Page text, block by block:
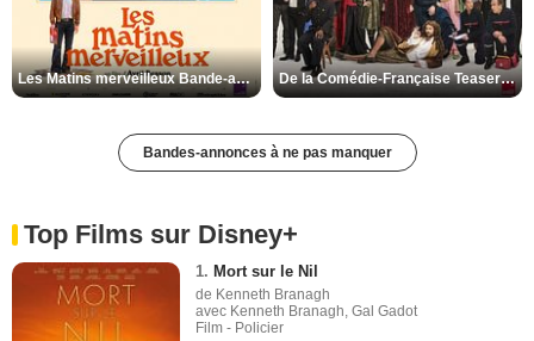
Les Matins merveilleux Bande-annonce VF De la Comédie-Française Teaser VF
Bandes-annonces à ne pas manquer
Top Films sur Disney+
1. Mort sur le Nil
de Kenneth Branagh
avec Kenneth Branagh, Gal Gadot
Film - Policier